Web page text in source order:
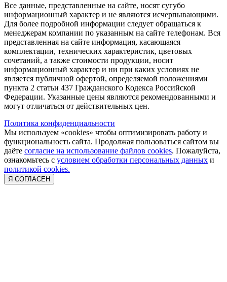
Все данные, представленные на сайте, носят сугубо
информационный характер и не являются исчерпывающими.
Для более подробной информации следует обращаться к
менеджерам компании по указанным на сайте телефонам. Вся
представленная на сайте информация, касающаяся
комплектации, технических характеристик, цветовых
сочетаний, а также стоимости продукции, носит
информационный характер и ни при каких условиях не
является публичной офертой, определяемой положениями
пункта 2 статьи 437 Гражданского Кодекса Российской
Федерации. Указанные цены являются рекомендованными и
могут отличаться от действительных цен.
Политика конфиденциальности
Мы используем «cookies» чтобы оптимизировать работу и
функциональность сайта. Продолжая пользоваться сайтом вы
даёте согласие на использование файлов cookies. Пожалуйста,
ознакомьтесь с условием обработки персональных данных и
политикой cookies.
Я СОГЛАСЕН